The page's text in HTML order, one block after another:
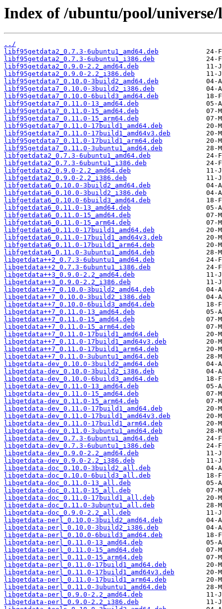
Index of /ubuntu/pool/
../
libf95getdata2_0.7.3-6ubuntu1_amd64.deb
libf95getdata2_0.7.3-6ubuntu1_i386.deb
libf95getdata2_0.9.0-2.2_amd64.deb
libf95getdata2_0.9.0-2.2_i386.deb
libf95getdata7_0.10.0-3build2_amd64.deb
libf95getdata7_0.10.0-3build2_i386.deb
libf95getdata7_0.10.0-6build3_amd64.deb
libf95getdata7_0.11.0-13_amd64.deb
libf95getdata7_0.11.0-15_amd64.deb
libf95getdata7_0.11.0-15_arm64.deb
libf95getdata7_0.11.0-17build1_amd64.deb
libf95getdata7_0.11.0-17build1_amd64v3.deb
libf95getdata7_0.11.0-17build1_arm64.deb
libf95getdata7_0.11.0-3ubuntu1_amd64.deb
libfgetdata2_0.7.3-6ubuntu1_amd64.deb
libfgetdata2_0.7.3-6ubuntu1_i386.deb
libfgetdata2_0.9.0-2.2_amd64.deb
libfgetdata2_0.9.0-2.2_i386.deb
libfgetdata6_0.10.0-3build2_amd64.deb
libfgetdata6_0.10.0-3build2_i386.deb
libfgetdata6_0.10.0-6build3_amd64.deb
libfgetdata6_0.11.0-13_amd64.deb
libfgetdata6_0.11.0-15_amd64.deb
libfgetdata6_0.11.0-15_arm64.deb
libfgetdata6_0.11.0-17build1_amd64.deb
libfgetdata6_0.11.0-17build1_amd64v3.deb
libfgetdata6_0.11.0-17build1_arm64.deb
libfgetdata6_0.11.0-3ubuntu1_amd64.deb
libgetdata++2_0.7.3-6ubuntu1_amd64.deb
libgetdata++2_0.7.3-6ubuntu1_i386.deb
libgetdata++3_0.9.0-2.2_amd64.deb
libgetdata++3_0.9.0-2.2_i386.deb
libgetdata++7_0.10.0-3build2_amd64.deb
libgetdata++7_0.10.0-3build2_i386.deb
libgetdata++7_0.10.0-6build3_amd64.deb
libgetdata++7_0.11.0-13_amd64.deb
libgetdata++7_0.11.0-15_amd64.deb
libgetdata++7_0.11.0-15_arm64.deb
libgetdata++7_0.11.0-17build1_amd64.deb
libgetdata++7_0.11.0-17build1_amd64v3.deb
libgetdata++7_0.11.0-17build1_arm64.deb
libgetdata++7_0.11.0-3ubuntu1_amd64.deb
libgetdata-dev_0.10.0-3build2_amd64.deb
libgetdata-dev_0.10.0-3build2_i386.deb
libgetdata-dev_0.10.0-6build3_amd64.deb
libgetdata-dev_0.11.0-13_amd64.deb
libgetdata-dev_0.11.0-15_amd64.deb
libgetdata-dev_0.11.0-15_arm64.deb
libgetdata-dev_0.11.0-17build1_amd64.deb
libgetdata-dev_0.11.0-17build1_amd64v3.deb
libgetdata-dev_0.11.0-17build1_arm64.deb
libgetdata-dev_0.11.0-3ubuntu1_amd64.deb
libgetdata-dev_0.7.3-6ubuntu1_amd64.deb
libgetdata-dev_0.7.3-6ubuntu1_i386.deb
libgetdata-dev_0.9.0-2.2_amd64.deb
libgetdata-dev_0.9.0-2.2_i386.deb
libgetdata-doc_0.10.0-3build2_all.deb
libgetdata-doc_0.10.0-6build3_all.deb
libgetdata-doc_0.11.0-13_all.deb
libgetdata-doc_0.11.0-15_all.deb
libgetdata-doc_0.11.0-17build1_all.deb
libgetdata-doc_0.11.0-3ubuntu1_all.deb
libgetdata-doc_0.9.0-2.2_all.deb
libgetdata-perl_0.10.0-3build2_amd64.deb
libgetdata-perl_0.10.0-3build2_i386.deb
libgetdata-perl_0.10.0-6build3_amd64.deb
libgetdata-perl_0.11.0-13_amd64.deb
libgetdata-perl_0.11.0-15_amd64.deb
libgetdata-perl_0.11.0-15_arm64.deb
libgetdata-perl_0.11.0-17build1_amd64.deb
libgetdata-perl_0.11.0-17build1_amd64v3.deb
libgetdata-perl_0.11.0-17build1_arm64.deb
libgetdata-perl_0.11.0-3ubuntu1_amd64.deb
libgetdata-perl_0.9.0-2.2_amd64.deb
libgetdata-perl_0.9.0-2.2_i386.deb